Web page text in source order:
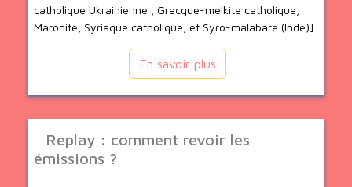
catholique Ukrainienne , Grecque-melkite catholique,
Maronite, Syriaque catholique, et Syro-malabare (Inde)].
En savoir plus
Replay : comment revoir les
émissions ?